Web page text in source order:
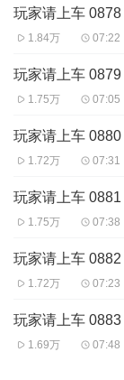
玩家请上车 0878
1.84万 07:22
玩家请上车
1.75万 07:05
玩家请上车
1.72万 07:31
玩家请上车
1.75万 07:38
玩家请上车
1.72万 07:23
玩家请上车 0883
1.69万 07:48